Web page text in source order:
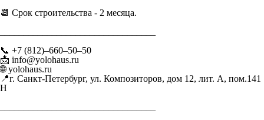
📆 Срок строительства - 2 месяца.
📞 +7 (812)–660–50–50
📩 info@yolohaus.ru
🌐 yolohaus.ru
📍г. Санкт-Петербург, ул. Композиторов, дом 12, лит. А, пом.141
Н